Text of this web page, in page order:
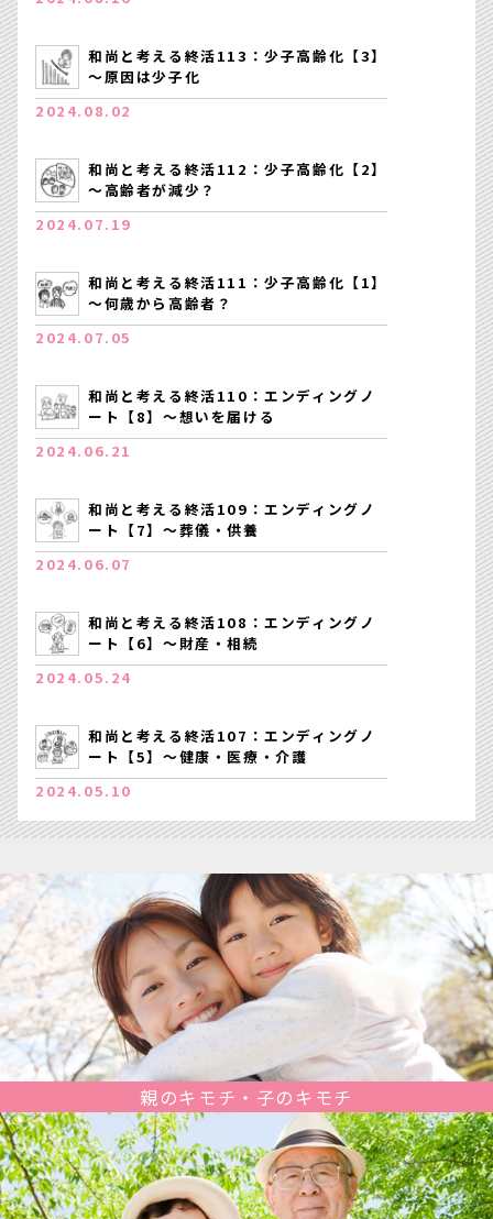
和尚と考える終活113：少子高齢化【3】
～原因は少子化
2024.08.02
和尚と考える終活112：少子高齢化【2】
～高齢者が減少？
2024.07.19
和尚と考える終活111：少子高齢化【1】
～何歳から高齢者？
2024.07.05
和尚と考える終活110：エンディングノ
ート【8】～想いを届ける
2024.06.21
和尚と考える終活109：エンディングノ
ート【7】～葬儀・供養
2024.06.07
和尚と考える終活108：エンディングノ
ート【6】～財産・相続
2024.05.24
和尚と考える終活107：エンディングノ
ート【5】～健康・医療・介護
2024.05.10
親のキモチ・子のキモチ